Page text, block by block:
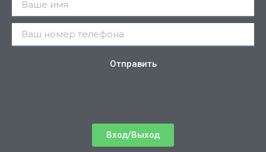
Отправить
Вход/Выход